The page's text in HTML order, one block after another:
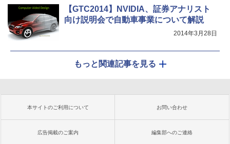
【GTC2014】NVIDIA、証券アナリスト
向け説明会で自動車事業について解説
2014年3月28日
もっと関連記事を見る
本サイトのご利用について お問い合わせ
広告掲載のご案内 編集部へのご連絡